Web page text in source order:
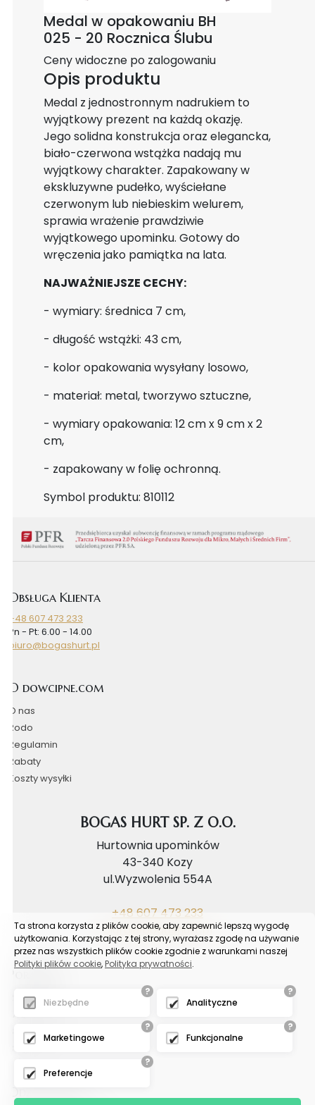
Medal w opakowaniu BH
025 - 20 Rocznica Ślubu
Ceny widoczne po zalogowaniu
Opis produktu
Medal z jednostronnym nadrukiem to
wyjątkowy prezent na każdą okazję.
Jego solidna konstrukcja oraz elegancka,
biało-czerwona wstążka nadają mu
wyjątkowy charakter. Zapakowany w
ekskluzywne pudełko, wyściełane
czerwonym lub niebieskim welurem,
sprawia wrażenie prawdziwie
wyjątkowego upominku. Gotowy do
wręczenia jako pamiątka na lata.
NAJWAŻNIEJSZE CECHY:
- wymiary: średnica 7 cm,
- długość wstążki: 43 cm,
- kolor opakowania wysyłany losowo,
- materiał: metal, tworzywo sztuczne,
- wymiary opakowania: 12 cm x 9 cm x 2
cm,
- zapakowany w folię ochronną.
Symbol produktu: 810112
Obsługa Klienta
+48 607 473 233
Pn - Pt: 6.00 - 14.00
biuro@bogashurt.pl
O dowcipne.com
O nas
Rodo
Regulamin
Rabaty
Koszty wysyłki
BOGAS HURT SP. Z O.O.
Hurtownia upominków
43-340 Kozy
ul.Wyzwolenia 554A
+48 607 473 233
biuro@bogashurt.pl
Poradnik
Reklamacje
Samouczek
Blog
Ta strona korzysta z plików cookie, aby zapewnić lepszą wygodę
użytkowania. Korzystając z tej strony, wyrażasz zgodę na używanie
przez nas wszystkich plików cookie zgodnie z warunkami naszej
Polityki plików cookie, Polityka prywatności.
?
Niezbędne
?
Analityczne
?
Marketingowe
?
Funkcjonalne
?
Preferencje